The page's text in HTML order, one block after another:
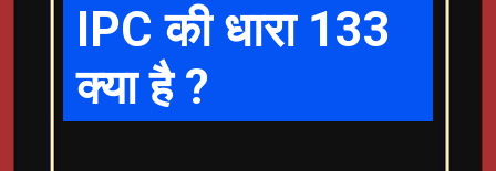
IPC की धारा 133
क्या है ?